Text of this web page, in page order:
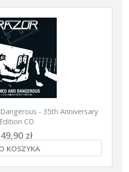
- 35th Anniversary
Edition CD
49,90 zł
KOSZYKA